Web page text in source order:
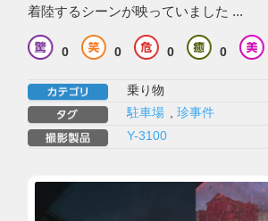
着陸するシーンが映っていました ...
0 0 0 0
乗り物
駐車場 , 珍事件
Y-3100